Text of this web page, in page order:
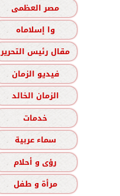
مصر العظمى
وا إسلاماه
مقال رئيس التحرير
فيديو الزمان
الزمان الخالد
خدمات
سماء عربية
رؤى و أحلام
مرأة و طفل